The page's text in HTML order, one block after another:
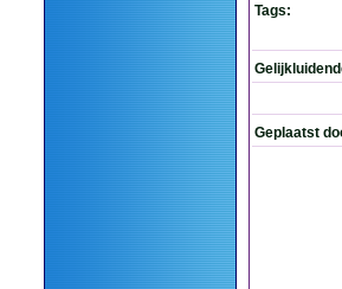
Tags:
Geplaatst